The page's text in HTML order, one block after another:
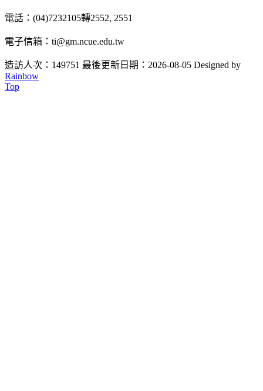
電話：(04)7232105轉2552, 2551
電子信箱：ti@gm.ncue.edu.tw
造訪人次：149751 最後更新日期：2026-08-05 Designed by
Rainbow
Top